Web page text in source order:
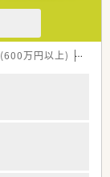
を掲げ、全国で
す。
拡大を控えてお
ます。
。
限に評価し、年収
ヶ月前から提出
。
万円以上) 認定